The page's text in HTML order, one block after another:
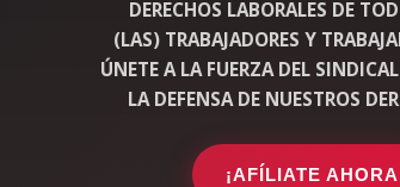
DERECHOS LABORALES DE
(LAS) TRABAJADORES Y
ÚNETE A LA FUERZA DEL
LA DEFENSA DE NUESTROS
¡AFÍLIATE